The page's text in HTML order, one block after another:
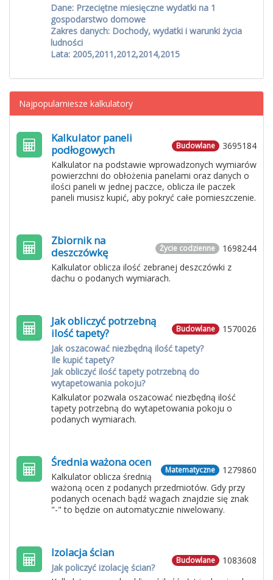
Dane: Przeciętne miesięczne wydatki na 1
gospodarstwo domowe
Zakres danych: Dochody, wydatki i warunki życia
ludności
Lata: 2005,2011,2012,2014,2015
Najpopularniesze kalkulatory
3695184
Budowlane
Kalkulator paneli
podłogowych
Kalkulator na podstawie wprowadzonych wymiarów
powierzchni do obłożenia panelami oraz danych o
ilości paneli w jednej paczce, oblicza ile paczek
paneli musisz kupić, aby pokryć całe pomieszczenie.
1698244
Życie codzienne
Zbiornik na
deszczówkę
Kalkulator oblicza ilość zebranej deszczówki z
dachu o podanych wymiarach.
1570026
Budowlane
Jak obliczyć potrzebną
ilość tapety?
Jak oszacować niezbędną ilość tapety?
Ile kupić tapety?
Jak obliczyć ilość tapety potrzebną do
wytapetowania pokoju?
Kalkulator pozwala oszacować niezbędną ilość
tapety potrzebną do wytapetowania pokoju o
podanych wymiarach.
1279860
Matematyczne
Średnia ważona ocen
Kalkulator oblicza średnią
ważoną ocen z podanych przedmiotów. Gdy przy
podanych ocenach bądź wagach znajdzie się znak
"-" to będzie on automatycznie niwelowany.
1083608
Budowlane
Izolacja ścian
Jak policzyć izolację ścian?